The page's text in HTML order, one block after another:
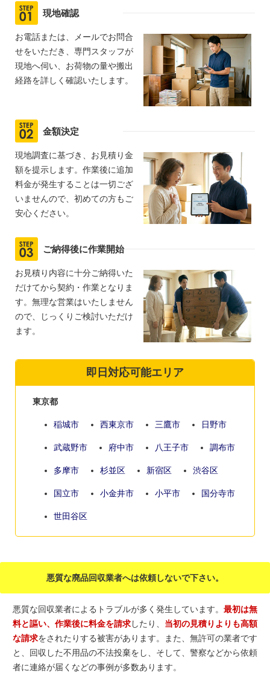
現地確認
お電話または、メールでお問合
せをいただき、専門スタッフが
現地へ伺い、お荷物の量や搬出
経路を詳しく確認いたします。
金額決定
現地調査に基づき、お見積り金
額を提示します。作業後に追加
料金が発生することは一切ござ
いませんので、初めての方もご
安心ください。
ご納得後に作業開始
お見積り内容に十分ご納得いた
だけてから契約・作業となりま
す。無理な営業はいたしません
ので、じっくりご検討いただけ
ます。
即日対応可能エリア
東京都
稲城市 西東京市 三鷹市 日野市
武蔵野市 府中市 八王子市 調布市
多摩市 杉並区 新宿区 渋谷区
国立市 小金井市 小平市 国分寺市
世田谷区
悪質な廃品回収業者へは依頼しないで下さい。
悪質な回収業者によるトラブルが多く発生しています。 最初は無
料と謳い、作業後に料金を請求したり、 当初の見積りよりも高額
な請求をされたりする被害があります。また、無許可の業者です
と、回収した不用品の不法投棄をし、そして、警察などから依頼
者に連絡が届くなどの事例が多数あります。